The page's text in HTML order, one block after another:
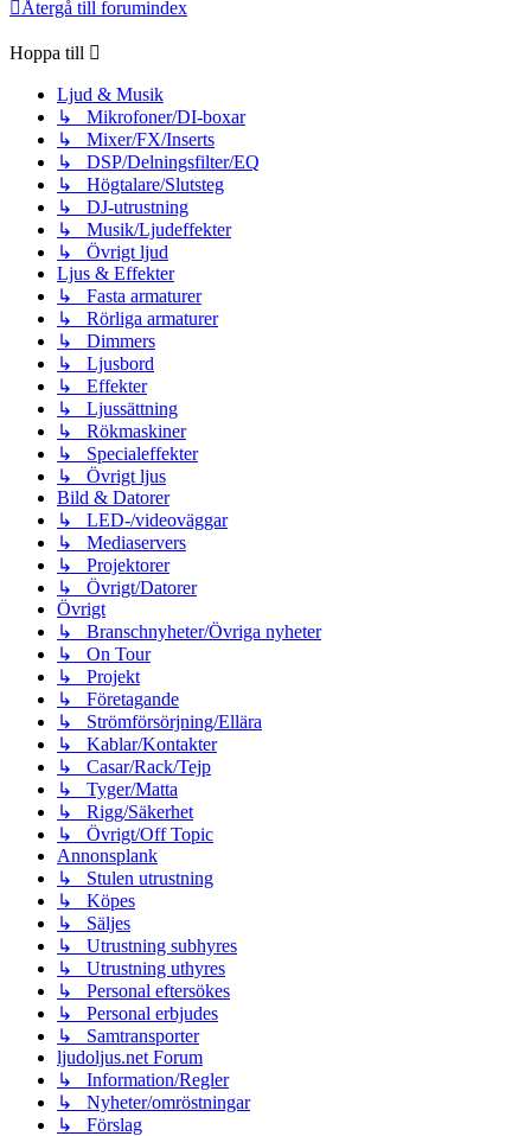
Återgå till forumindex
Hoppa till
Ljud & Musik
↳ Mikrofoner/DI-boxar
↳ Mixer/FX/Inserts
↳ DSP/Delningsfilter/EQ
↳ Högtalare/Slutsteg
↳ DJ-utrustning
↳ Musik/Ljudeffekter
↳ Övrigt ljud
Ljus & Effekter
↳ Fasta armaturer
↳ Rörliga armaturer
↳ Dimmers
↳ Ljusbord
↳ Effekter
↳ Ljussättning
↳ Rökmaskiner
↳ Specialeffekter
↳ Övrigt ljus
Bild & Datorer
↳ LED-/videoväggar
↳ Mediaservers
↳ Projektorer
↳ Övrigt/Datorer
Övrigt
↳ Branschnyheter/Övriga nyheter
↳ On Tour
↳ Projekt
↳ Företagande
↳ Strömförsörjning/Ellära
↳ Kablar/Kontakter
↳ Casar/Rack/Tejp
↳ Tyger/Matta
↳ Rigg/Säkerhet
↳ Övrigt/Off Topic
Annonsplank
↳ Stulen utrustning
↳ Köpes
↳ Säljes
↳ Utrustning subhyres
↳ Utrustning uthyres
↳ Personal eftersökes
↳ Personal erbjudes
↳ Samtransporter
ljudoljus.net Forum
↳ Information/Regler
↳ Nyheter/omröstningar
↳ Förslag